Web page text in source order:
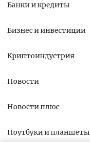
Банки и кредиты
Бизнес и инвестиции
Криптоиндустрия
Новости
Новости плюс
Ноутбуки и планшеты